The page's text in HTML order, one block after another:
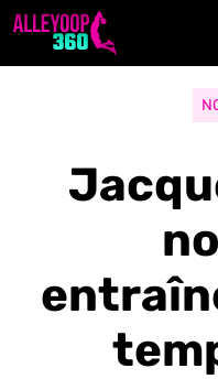
Aller